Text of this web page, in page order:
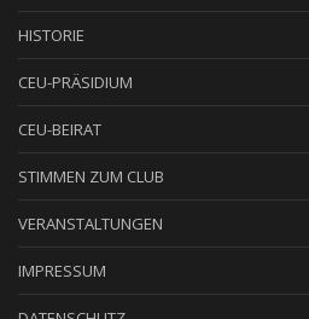
HISTORIE
CEU-PRÄSIDIUM
CEU-BEIRAT
STIMMEN ZUM CLUB
VERANSTALTUNGEN
IMPRESSUM